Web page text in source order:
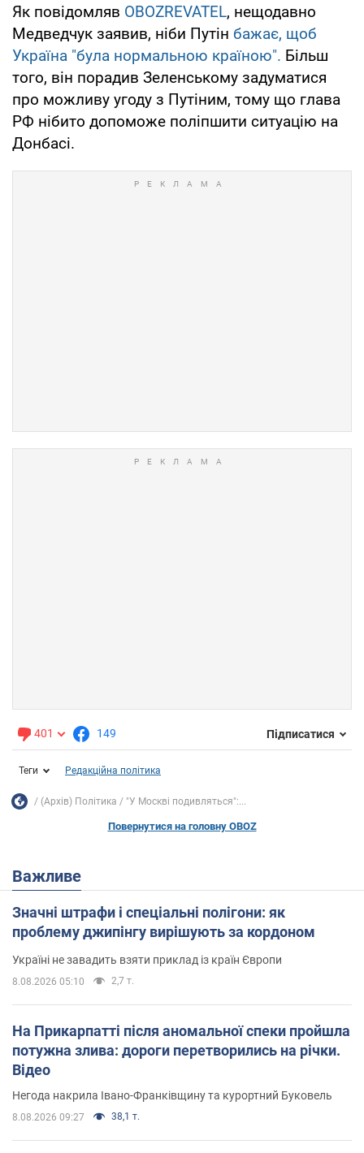
Як повідомляв OBOZREVATEL, нещодавно
Медведчук заявив, ніби Путін бажає, щоб
Україна "була нормальною країною". Більш
того, він порадив Зеленському задуматися
про можливу угоду з Путіним, тому що глава
РФ нібито допоможе поліпшити ситуацію на
Донбасі.
401 149 Підписатися
Теги Редакційна політика
(Архів) Політика "У Москві подивляться":...
Повернутися на головну OBOZ
Важливе
Значні штрафи і спеціальні полігони: як
проблему джипінгу вирішують за кордоном
Україні не завадить взяти приклад із країн Європи
8.08.2026 05:10 2,7 т.
На Прикарпатті після аномальної спеки пройшла
потужна злива: дороги перетворились на річки.
Відео
Негода накрила Івано-Франківщину та курортний Буковель
8.08.2026 09:27 38,1 т.